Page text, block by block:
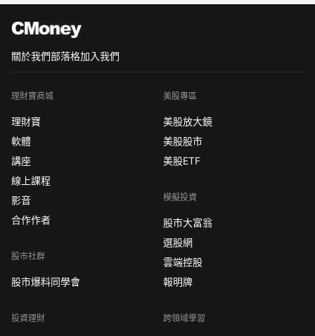
關於我們部落格加入我們
理財寶商城
理財寶
軟體
講座
線上課程
影音
合作作者
股市社群
股市爆料同學會
投資理財
美股專區
美股放大鏡
美股股市
美股ETF
模擬投資
股市大富翁
選股網
雲端控股
報明牌
跨領域學習